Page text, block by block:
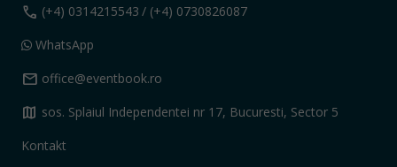
call (+4) 0314215543 / (+4) 0730826087
WhatsApp
mail office@eventbook.ro
map sos. Splaiul Independentei nr 17, Bucuresti, Sector 5
Kontakt